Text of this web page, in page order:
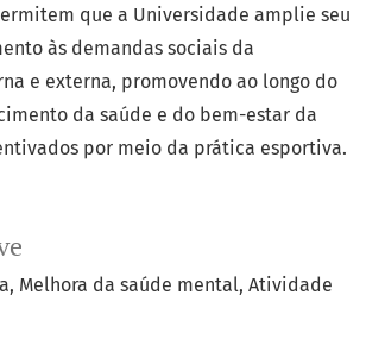
Melhora da saúde mental Atividade
que a Universidade amplie seu
às demandas sociais da
e externa, promovendo ao longo do
da saúde e do bem-estar da
por meio da prática esportiva.